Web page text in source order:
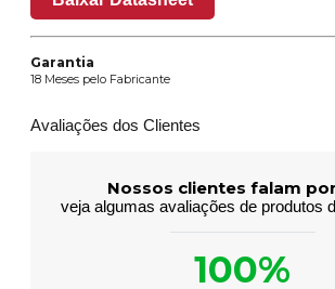
Garantia
18 Meses pelo Fabricante
Avaliações dos Clientes
Nossos clientes falam
veja algumas avaliações de produtos
100%